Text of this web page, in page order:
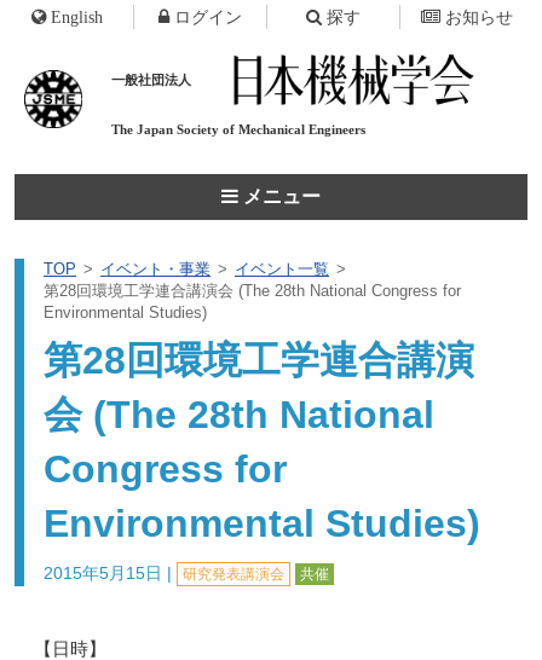
一般社団法人
The Japan Society of Mechanical Engineers
メニュー
English ログイン 探す お知らせ
TOP イベント・事業
イベント一覧
第28回環境工学連合講演会 (The 28th National Congress for
Environmental Studies)
第28回環境工学連合講演
会 (The 28th National
Congress for
Environmental Studies)
2015年5月15日 | 研究発表講演会 共催
【日時】